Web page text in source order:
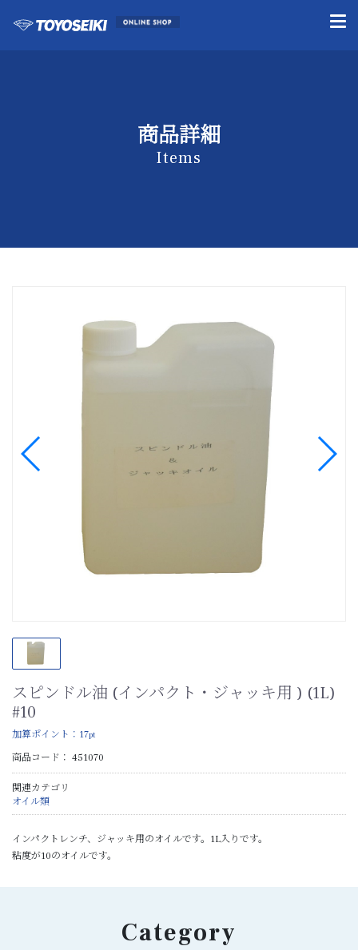
商品詳細
Items
スピンドル油 (インパクト・ジャッキ用 ) (1L)
#10
加算ポイント： 17pt
商品コード： 451070
関連カテゴリ
オイル類
インパクトレンチ、ジャッキ用のオイルです。1L入りです。
粘度が10のオイルです。
Category